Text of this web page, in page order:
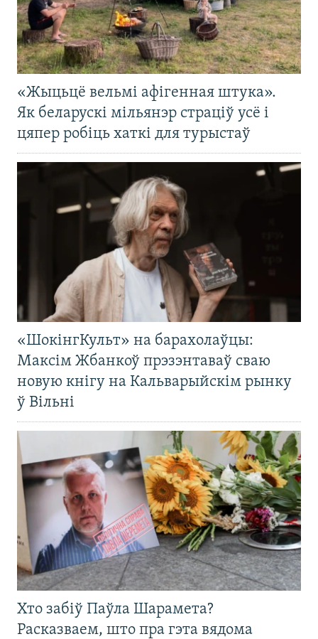
«Жыцьцё вельмі афігенная штука».
Як беларускі мільянэр страціў усё і
цяпер робіць хаткі для турыстаў
«ШокінгКульт» на барахолаўцы:
Максім Жбанкоў прэзэнтаваў сваю
новую кнігу на Кальварыйскім рынку
ў Вільні
Хто забіў Паўла Шарамета?
Расказваем, што пра гэта вядома